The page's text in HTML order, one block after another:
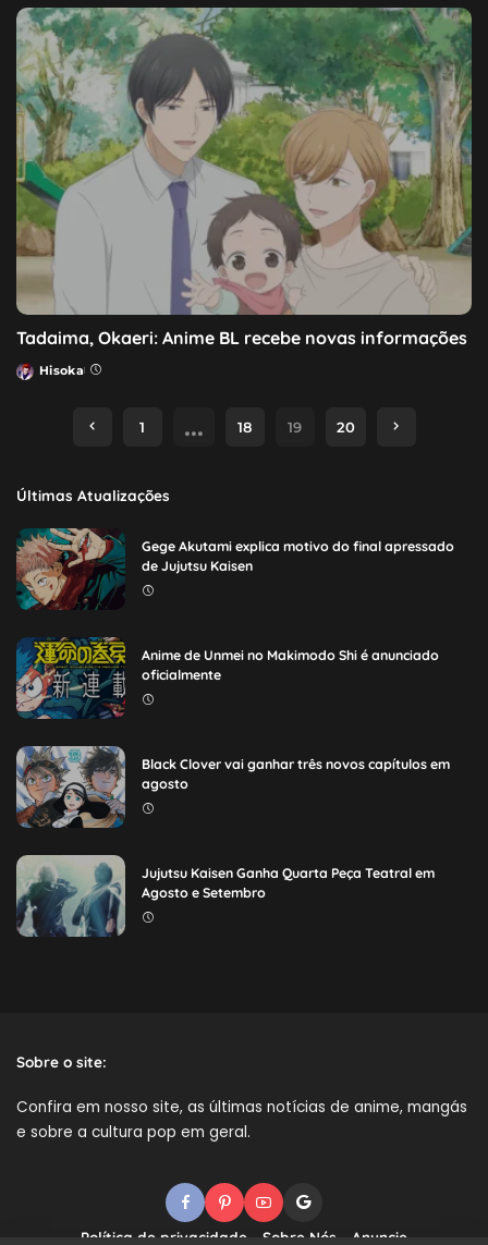
Tadaima, Okaeri: Anime BL recebe novas informações
Posted
Hisoka
1 … 18 19 20
Últimas Atualizações
Gege Akutami explica motivo do final apressado
de Jujutsu Kaisen
Anime de Unmei no Makimodo Shi é anunciado
oficialmente
Black Clover vai ganhar três novos capítulos em
agosto
Jujutsu Kaisen Ganha Quarta Peça Teatral em
Agosto e Setembro
Sobre o site:
Confira em nosso site, as últimas notícias de anime, mangás
e sobre a cultura pop em geral.
Política de privacidade Sobre Nós Anuncie